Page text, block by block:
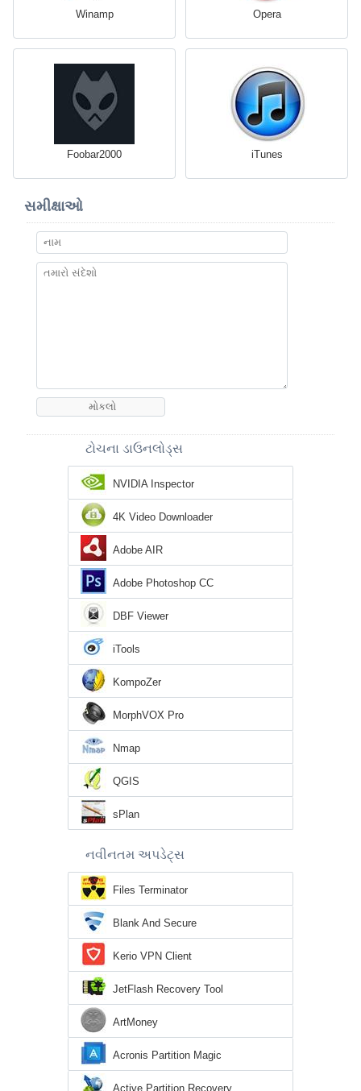
Winamp Opera
Foobar2000 iTunes
સમીક્ષાઓ
ટોચના ડાઉનલોડ્સ
NVIDIA Inspector
4K Video Downloader
Adobe AIR
Adobe Photoshop CC
DBF Viewer
iTools
KompoZer
MorphVOX Pro
Nmap
QGIS
sPlan
નવીનતમ અપડેટ્સ
Files Terminator
Blank And Secure
Kerio VPN Client
JetFlash Recovery Tool
ArtMoney
Acronis Partition Magic
Active Partition Recovery